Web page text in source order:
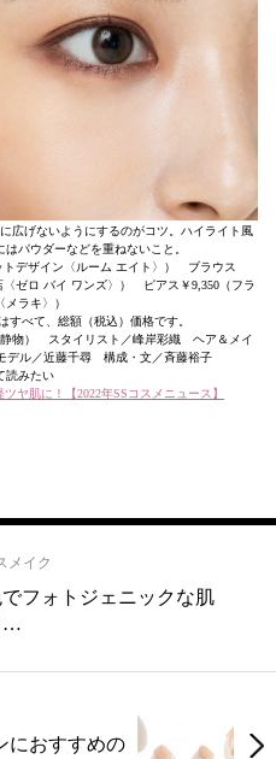
広げないようにするのがコツ。ハイライト風
パウダーなどを重ねないこと。
デザイン〈ルーム エイト〉） ブラウス
〈ゼロ バイ ワンズ〉） ピアス￥9,350（フラ
メラキ〉）
すべて、総額（税込）価格です。
静物） スタイリスト／峰岸彩織 ヘア＆メイ
デル／近藤千尋 構成・文／斉藤裕子
読みたい
ヤ肌に！【2022年SSコスメニュース】
メイク
フォトジェニックな肌
…
におすすめの